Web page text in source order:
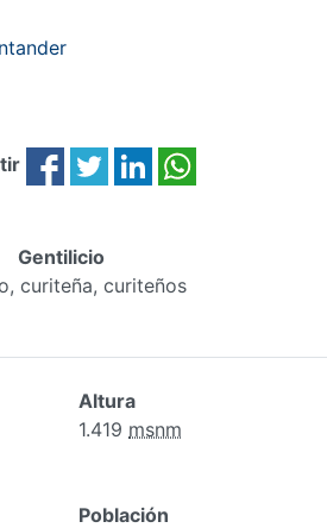
Gentilicio
curiteña, curiteños
Altura
1.419 msnm
Población